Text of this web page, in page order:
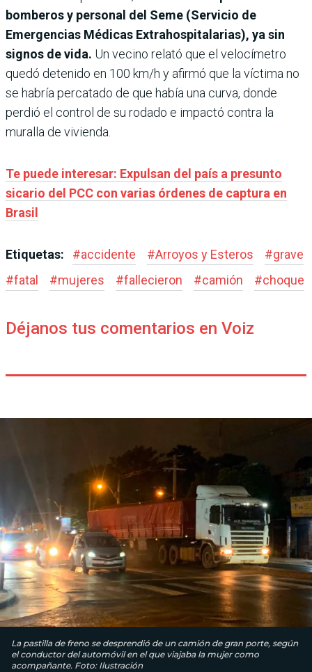
bomberos y personal del Seme (Servicio de
Emergencias Médicas Extrahospitalarias), ya sin
signos de vida. Un vecino relató que el velocímetro
quedó detenido en 100 km/h y afirmó que la víctima no
se habría percatado de que había una curva, donde
perdió el control de su rodado e impactó contra la
muralla de vivienda.
Te puede interesar: Expulsan del país a presunto
sicario del PCC con varias órdenes de captura en
Brasil
Etiquetas: #accidente #Arroyos y Esteros #grave
#fatal #mujeres #fallecieron #camión #choque
Déjanos tus comentarios en Voiz
La pastilla de freno se desprendió de un camión de gran porte, según
el conductor del automóvil en el que viajaba la mujer como
acompañante. Foto: Ilustración